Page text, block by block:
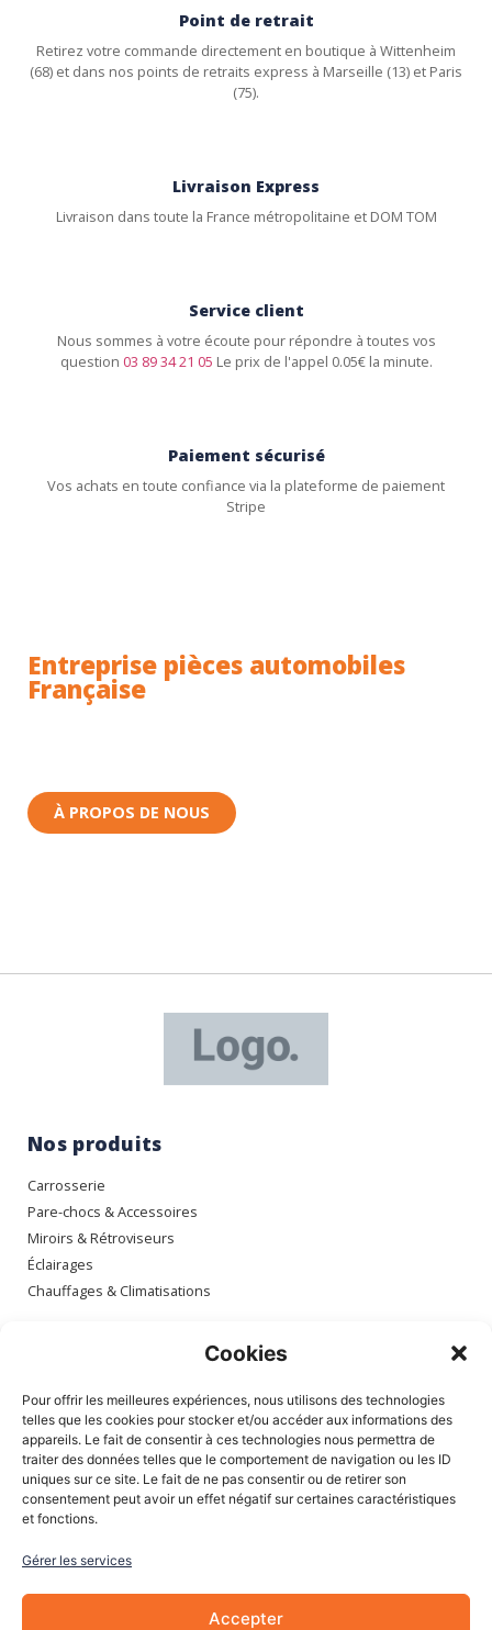
Cookies
Pour offrir les meilleures expériences, nous utilisons des technologies
telles que les cookies pour stocker et/ou accéder aux informations des
appareils. Le fait de consentir à ces technologies nous permettra de
traiter des données telles que le comportement de navigation ou les ID
uniques sur ce site. Le fait de ne pas consentir ou de retirer son
consentement peut avoir un effet négatif sur certaines caractéristiques
et fonctions.
Gérer les services
Accepter
Point de retrait
Retirez votre commande directement en boutique à Wittenheim
(68) et dans nos points de retraits express à Marseille (13) et Paris
(75).
Livraison Express
Livraison dans toute la France métropolitaine et DOM TOM
Service client
Nous sommes à votre écoute pour répondre à toutes vos
question 03 89 34 21 05 Le prix de l'appel 0.05€ la minute.
Paiement sécurisé
Vos achats en toute confiance via la plateforme de paiement
Stripe
Entreprise pièces automobiles
Française
À PROPOS DE NOUS
Nos produits
Carrosserie
Pare-chocs & Accessoires
Miroirs & Rétroviseurs
Éclairages
Chauffages & Climatisations
Mes commandes
Mes adresses
Mon panier
Informations
À Propos de nous
Blog